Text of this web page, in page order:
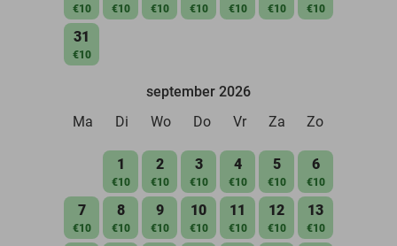
€10 €10 €10 €10 €10 €10 €10
31
€10
september 2026
Ma
Di Wo Do Vr Za Zo
1
€10
2
€10
3
€10
4
€10
5
€10
6
€10
7
€10
8
€10
9
€10
10
€10
11
€10
12
€10
13
€10